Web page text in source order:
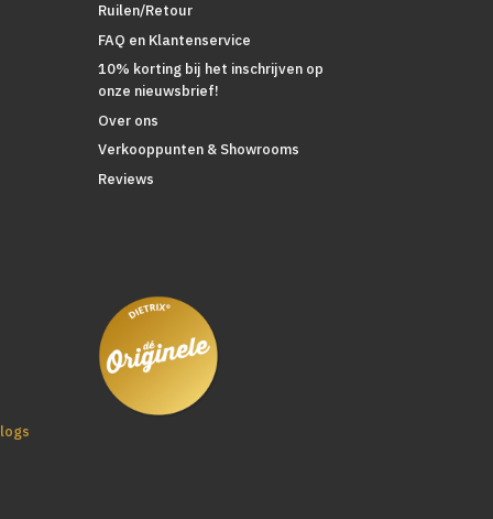
Ruilen/Retour
FAQ en Klantenservice
10% korting bij het inschrijven op
onze nieuwsbrief!
Over ons
Verkooppunten & Showrooms
Reviews